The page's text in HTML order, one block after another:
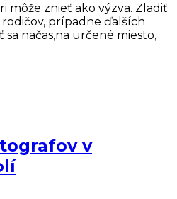
môže znieť ako výzva. Zladiť
prípadne ďalších
načas,na určené miesto,
v